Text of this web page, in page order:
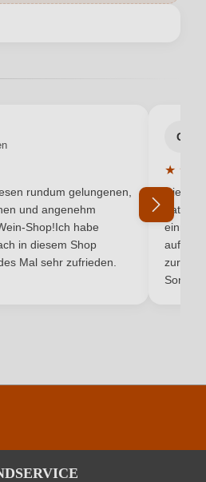
Dessert, Rotes Fleisch, Wild
Cuvée (Rot)
2,1 g/L
Rot
mein Passwort vergessen
Bewertung von 5 von 5 Sternen
rundum gelungenen,
und angenehm
Shop!Ich habe
in diesem Shop
Mal sehr zufrieden.
G
★ ★
Die
hat
einmal
auf
zurück
Son...